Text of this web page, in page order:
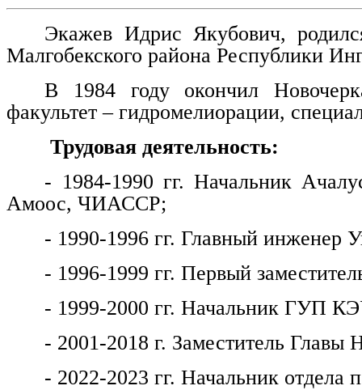
Экажев Идрис Якубович,
Малгобекского района Республики
В 1984 году окончил
факультет – гидромелиорации,
Трудовая деятельность:
- 1984-1990 гг. Начальник
Амоос, ЧИАССР;
- 1990-1996 гг. Главный
- 1996-1999 гг. Первый
- 1999-2000 гг. Начальник ГУП
- 2001-2018 г. Заместитель Главы
- 2022-2023 гг. Начальник